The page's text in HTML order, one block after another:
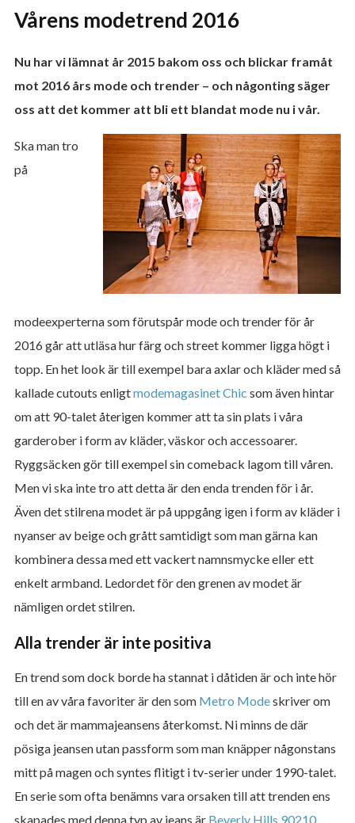
Vårens modetrend 2016
Nu har vi lämnat år 2015 bakom oss och blickar framåt
mot 2016 års mode och trender – och någonting säger
oss att det kommer att bli ett blandat mode nu i vår.
Ska man tro
på
modeexperterna som förutspår mode och trender för år
2016 går att utläsa hur färg och street kommer ligga högt i
topp. En het look är till exempel bara axlar och kläder med så
kallade cutouts enligtmodemagasinet Chic som även hintar
om att 90-talet återigen kommer att ta sin plats i våra
garderober i form av kläder, väskor och accessoarer.
Ryggsäcken gör till exempel sin comeback lagom till våren.
Men vi ska inte tro att detta är den enda trenden för i år.
Även det stilrena modet är på uppgång igen i form av kläder i
nyanser av beige och grått samtidigt som man gärna kan
kombinera dessa med ett vackert namnsmycke eller ett
enkelt armband. Ledordet för den grenen av modet är
nämligen ordet stilren.
Alla trender är inte positiva
En trend som dock borde ha stannat i dåtiden är och inte hör
till en av våra favoriter är den som Metro Modeskriver om
och det är mammajeansens återkomst. Ni minns de där
pösiga jeansen utan passform som man knäpper någonstans
mitt på magen och syntes flitigt i tv-serier under 1990-talet.
En serie som ofta benämns vara orsaken till att trenden ens
skapades med denna typ av jeans är Beverly Hills 90210